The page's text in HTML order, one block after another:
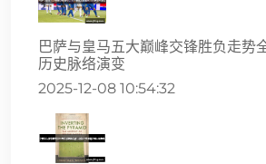
巴萨与皇马五大巅峰交锋胜负走势
历史脉络演变
2025-12-08 10:54:32